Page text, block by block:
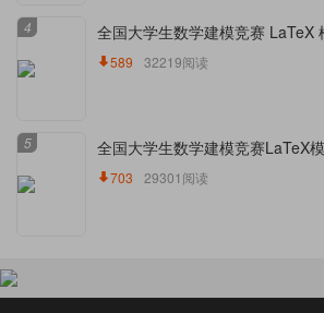
4 全国大学生数学建模竞赛 LaTeX
589 32219阅读
5 全国大学生数学建模竞赛LaTeX
703 29301阅读